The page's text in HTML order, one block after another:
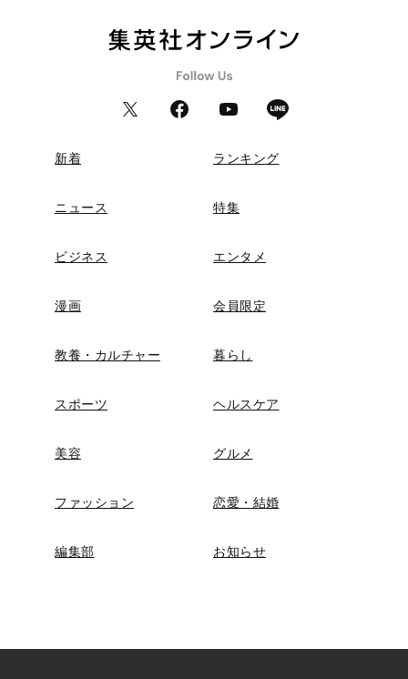
新着 ランキング
ニュース 特集
ビジネス エンタメ
漫画 会員限定
教養・カルチャー 暮らし
スポーツ ヘルスケア
美容 グルメ
ファッション 恋愛・結婚
編集部 お知らせ